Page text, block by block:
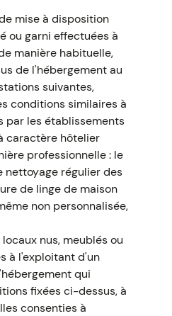
mise à disposition
ou garni effectuées à
manière habituelle,
de l'hébergement au
suivantes,
conditions similaires à
par les établissements
caractère hôtelier
professionnelle : le
nettoyage régulier des
de linge de maison
non personnalisée,
nus, meublés ou
à l'exploitant d'un
qui
fixées ci-dessus, à
consenties à